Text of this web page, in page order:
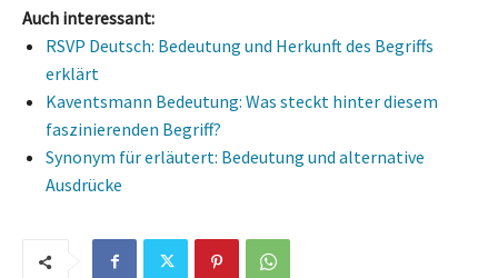
Auch interessant:
RSVP Deutsch: Bedeutung und Herkunft des Begriffs
erklärt
Kaventsmann Bedeutung: Was steckt hinter diesem
faszinierenden Begriff?
Synonym für erläutert: Bedeutung und alternative
Ausdrücke